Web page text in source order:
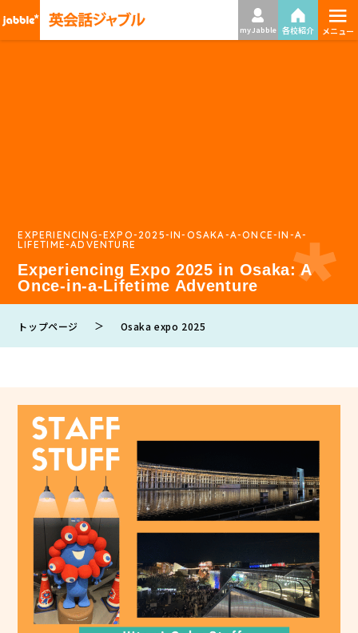
my Jabble 各校紹介 ≡
メニュー
EXPERIENCING-EXPO-2025-IN-OSAKA-A-ONCE-IN-A-
LIFETIME-ADVENTURE
Experiencing Expo 2025 in Osaka: A
Once-in-a-Lifetime Adventure
トップページ ＞ Osaka expo 2025